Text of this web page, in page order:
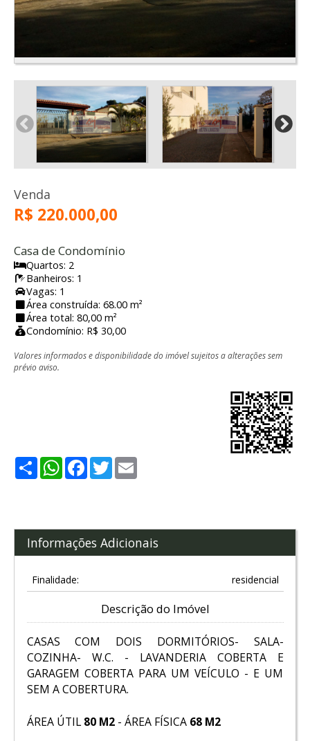
Venda
R$ 220.000,00
Casa de Condomínio
Quartos: 2
Banheiros: 1
Vagas: 1
Área construída: 68.00 m²
Área total: 80,00 m²
Condomínio: R$ 30,00
Valores informados e disponibilidade do imóvel sujeitos a alterações sem
prévio aviso.
ShareWhatsApp
Facebook
Twitter
Informações Adicionais
Finalidade: residencial
Descrição do Imóvel
CASAS COM DOIS DORMITÓRIOS- SALA-
COZINHA- W.C. - LAVANDERIA COBERTA E
GARAGEM COBERTA PARA UM VEÍCULO - E UM
SEM A COBERTURA.
ÁREA ÚTIL 80 M2- ÁREA FÍSICA 68 M2